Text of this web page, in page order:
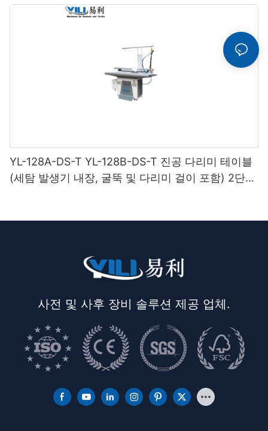
YL-128A-DS-T YL-128B-DS-T 진공 다리미 테이블
(세탐 발생기 내장, 굴뚝 및 다리미 걸이 포함) 2단
사전 및 사후 장비 솔루션 제공 업체.